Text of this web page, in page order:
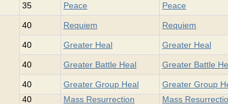
35
Peace Peace
40
Requiem Requiem
40
Greater Heal Greater Heal
40
Greater Battle Heal Greater Battle
40
Greater Group Heal Greater Group
40
Mass Resurrection Mass